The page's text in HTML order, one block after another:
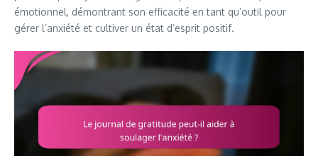
émotionnel, démontrant son efficacité en tant qu’outil pour
gérer l’anxiété et cultiver un état d’esprit positif.